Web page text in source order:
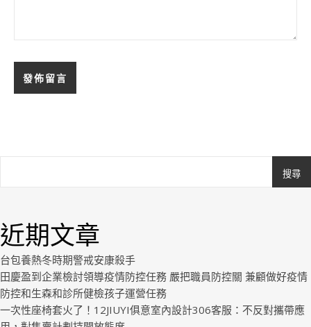
搜尋
近期文章
台包養熱冬時期警戒安康殺手
田慶盈到企業檢討領導疫情防控任務 嚴把職員防控關 兼顧做好疫情
防控和生森和診所健檢孩子運營任務
一次性座椅套火了！12JIUYI俱意室內設計306客服：不反對攜帶應
Royal.